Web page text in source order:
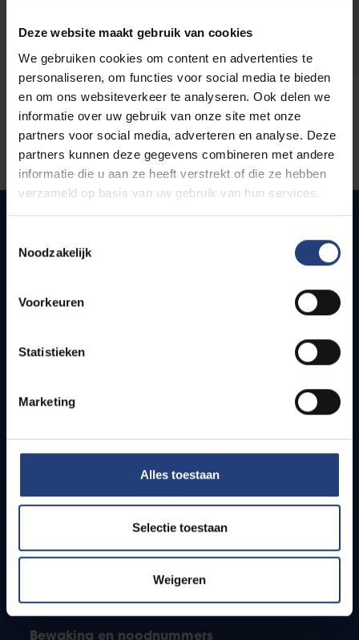
Deze website maakt gebruik van cookies
We gebruiken cookies om content en advertenties te
personaliseren, om functies voor social media te bieden
en om ons websiteverkeer te analyseren. Ook delen we
informatie over uw gebruik van onze site met onze
partners voor social media, adverteren en analyse. Deze
partners kunnen deze gegevens combineren met andere
informatie die u aan ze heeft verstrekt of die ze hebben
verzameld op basis van uw gebruik van hun services.
Noodzakelijk
Voorkeuren
Statistieken
Marketing
Alles toestaan
Selectie toestaan
Weigeren
Snel naar
Bereikbaarheid
Studenten
PhD-studenten
Leerkrachten en secundaire scholen
Bewaking en noodnummers